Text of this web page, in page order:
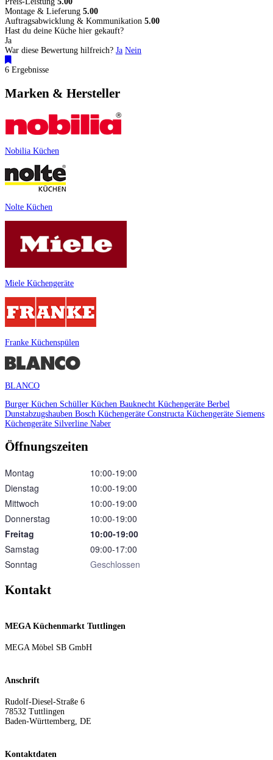
Montage & Lieferung 5.00
Auftragsabwicklung & Kommunikation 5.00
Hast du deine Küche hier gekauft?
Ja
War diese Bewertung hilfreich? Ja Nein
6 Ergebnisse
Marken & Hersteller
Nobilia Küchen
Nolte Küchen
Miele Küchengeräte
Franke Küchenspülen
BLANCO
Burger Küchen Schüller Küchen Bauknecht Küchengeräte Berbel
Dunstabzugshauben Bosch Küchengeräte Constructa Küchengeräte Siemens
Küchengeräte Silverline Naber
Öffnungszeiten
Montag
10:00‑19:00
Dienstag
10:00‑19:00
Mittwoch
10:00‑19:00
Donnerstag
10:00‑19:00
Freitag
10:00‑19:00
Samstag
09:00‑17:00
Sonntag
Geschlossen
Kontakt
MEGA Küchenmarkt Tuttlingen
MEGA Möbel SB GmbH
Anschrift
Rudolf-Diesel-Straße 6
78532 Tuttlingen
Baden-Württemberg DE
Kontaktdaten